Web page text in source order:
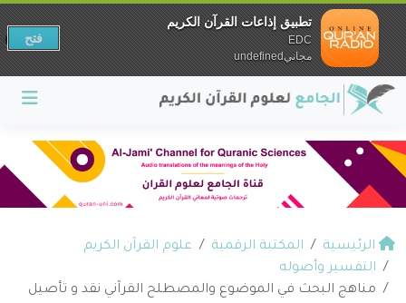
الرئيسية المكتبة الرقمية
علوم القرآن الكريم
التفسير وأصوله
مناهج البحث في الموضوع والمصطلح القرآني نقد و تأصيل
تطبيق إذاعات القرآن الكريم
EDC
مجانيundefined
فتح